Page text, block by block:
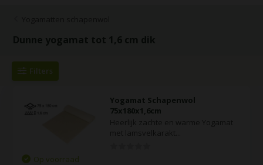
Dunne yogamat tot 1,6 cm dik
Filters
Yogamat Schapenwol
75x180x1,6cm
Op voorraad